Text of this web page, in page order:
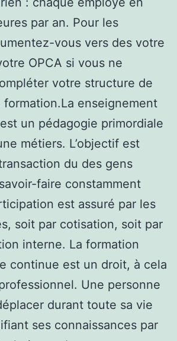
par an. Pour les
vous vers des votre
OPCA si vous ne
votre structure de
enseignement
un pédagogie primordiale
métiers. L’objectif est
du des gens
faire constamment
est assuré par les
soit par cotisation, soit par
interne. La formation
continue est un droit, à cela
Une personne
durant toute sa vie
ses connaissances par